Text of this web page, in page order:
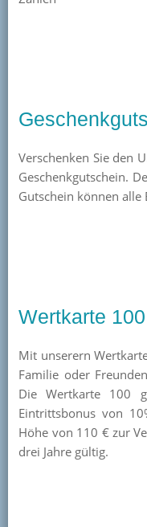
Verschenken Sie den
Geschenkgutschein.
Gutschein können
Wertkarte 100
Mit unserern
Familie oder
Die Wertkarte 100
Eintrittsbonus von
Höhe von 110 € zur
drei Jahre gültig.